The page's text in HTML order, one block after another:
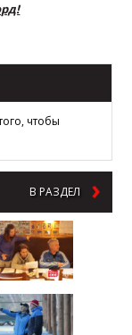
чтобы
В РАЗДЕЛ